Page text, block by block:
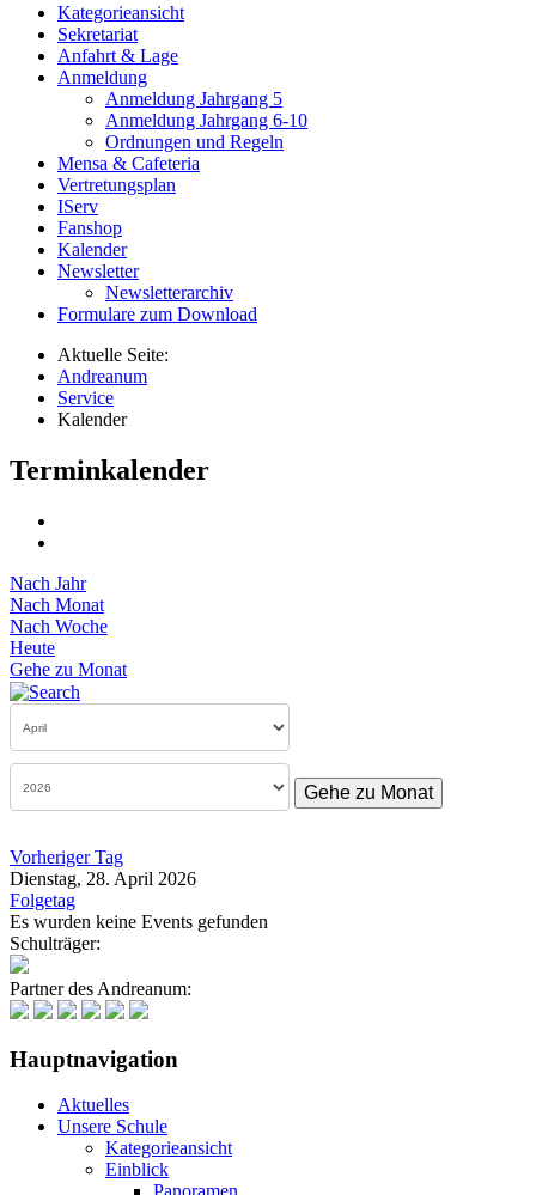
Kategorieansicht
Sekretariat
Anfahrt & Lage
Anmeldung
Anmeldung Jahrgang 5
Anmeldung Jahrgang 6-10
Ordnungen und Regeln
Mensa & Cafeteria
Vertretungsplan
IServ
Fanshop
Kalender
Newsletter
Newsletterarchiv
Formulare zum Download
Aktuelle Seite:
Andreanum
Service
Kalender
Terminkalender
Nach Jahr
Nach Monat
Nach Woche
Heute
Gehe zu Monat
Gehe zu Monat
Vorheriger Tag
Dienstag, 28. April 2026
Folgetag
Es wurden keine Events gefunden
Schulträger:
Partner des Andreanum:
Hauptnavigation
Aktuelles
Unsere Schule
Kategorieansicht
Einblick